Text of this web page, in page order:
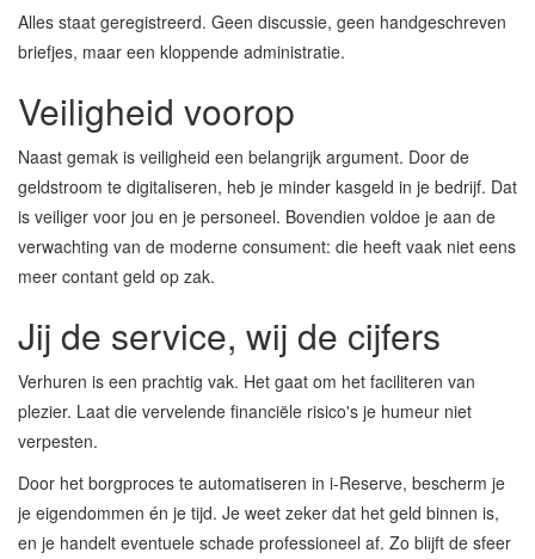
Alles staat geregistreerd. Geen discussie, geen handgeschreven
briefjes, maar een kloppende administratie.
Veiligheid voorop
Naast gemak is veiligheid een belangrijk argument. Door de
geldstroom te digitaliseren, heb je minder kasgeld in je bedrijf. Dat
is veiliger voor jou en je personeel. Bovendien voldoe je aan de
verwachting van de moderne consument: die heeft vaak niet eens
meer contant geld op zak.
Jij de service, wij de cijfers
Verhuren is een prachtig vak. Het gaat om het faciliteren van
plezier. Laat die vervelende financiële risico's je humeur niet
verpesten.
Door het borgproces te automatiseren in i-Reserve, bescherm je
je eigendommen én je tijd. Je weet zeker dat het geld binnen is,
en je handelt eventuele schade professioneel af. Zo blijft de sfeer